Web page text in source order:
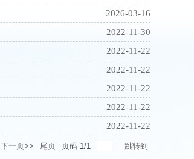
2026-03-16
2022-11-30
2022-11-22
2022-11-22
2022-11-22
2022-11-22
2022-11-22
下一页>> 尾页 页码 1/1 跳转到